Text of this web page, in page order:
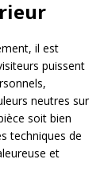
il est
puissent
neutres sur
soit bien
techniques de
et